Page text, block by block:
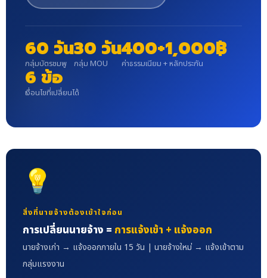
60 วัน
กลุ่มบัตรชมพู
30 วัน
กลุ่ม MOU
400+1,000฿
ค่าธรรมเนียม + หลักประกัน
6 ข้อ
เงื่อนไขที่เปลี่ยนได้
💡
สิ่งที่นายจ้างต้องเข้าใจก่อน
การเปลี่ยนนายจ้าง = การแจ้งเข้า + แจ้งออก
นายจ้างเก่า → แจ้งออกภายใน 15 วัน | นายจ้างใหม่ → แจ้งเข้าตาม
กลุ่มแรงงาน